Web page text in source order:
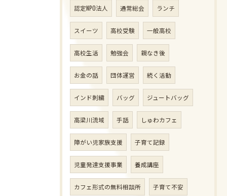
認定NPO法人 通常総会 ランチ
スイーツ 高校受験 一般高校
高校生活 勉強会 親なき後
お金の話 団体運営 続く活動
インド刺繍 バッグ ジュートバッグ
高梁川流域 手話 しゅわカフェ
障がい児家族支援 子育て記録
児童発達支援事業 養成講座
カフェ形式の無料相談所 子育て不安